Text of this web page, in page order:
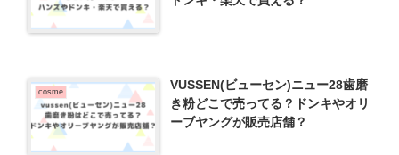
cosme
VUSSEN(ビューセン)ニュー28歯磨
き粉どこで売ってる？ドンキやオリ
ーブヤングが販売店舗？